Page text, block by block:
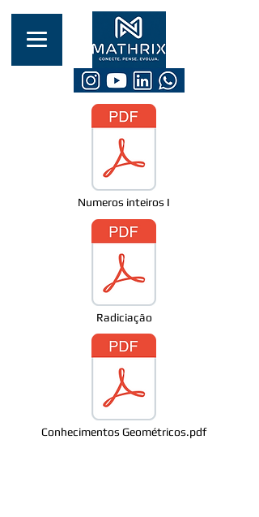
Numeros inteiros I
Radiciação
Conhecimentos Geométricos.pdf